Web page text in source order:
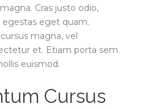
Cras justo odio,
egestas eget quam.
magna, vel
et. Etiam porta sem
euismod.
Cursus